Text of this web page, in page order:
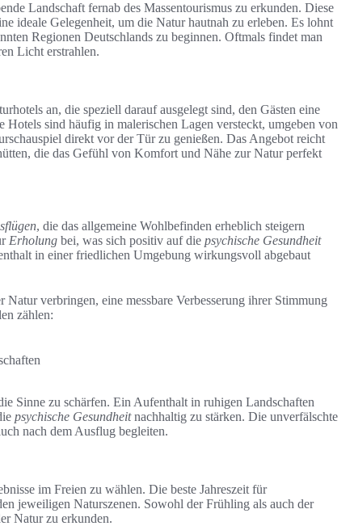
Landschaft fernab des Massentourismus zu erkunden. Diese
ideale Gelegenheit, um die Natur hautnah zu erleben. Es lohnt
Regionen Deutschlands zu beginnen. Oftmals findet man
Licht erstrahlen.
an, die speziell darauf ausgelegt sind, den Gästen eine
sind häufig in malerischen Lagen versteckt, umgeben von
direkt vor der Tür zu genießen. Das Angebot reicht
die das Gefühl von Komfort und Nähe zur Natur perfekt
, die das allgemeine Wohlbefinden erheblich steigern
Erholung bei, was sich positiv auf die psychische Gesundheit
in einer friedlichen Umgebung wirkungsvoll abgebaut
verbringen, eine messbare Verbesserung ihrer Stimmung
zählen:
Sinne zu schärfen. Ein Aufenthalt in ruhigen Landschaften
psychische Gesundheitnachhaltig zu stärken. Die unverfälschte
nach dem Ausflug begleiten.
im Freien zu wählen. Die beste Jahreszeit für
jeweiligen Naturszenen. Sowohl der Frühling als auch der
Natur zu erkunden.